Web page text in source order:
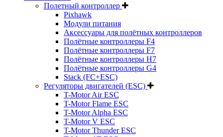
Полетный контроллер
Pixhawk
Модули питания
Аксессуары для полётных контроллеров
Полётные контроллеры F4
Полётные контроллеры F7
Полётные контроллеры H7
Полётные контроллеры G4
Stack (FC+ESC)
Регуляторы двигателей (ESC)
T-Motor Air ESC
T-Motor Flame ESC
T-Motor Alpha ESC
T-Motor V ESC
T-Motor Thunder ESC